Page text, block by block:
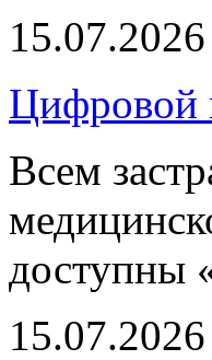
15.07.2026
Всем
15.07.2026